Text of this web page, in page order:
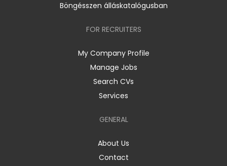
Böngésszen álláskatalógusban
FOR RECRUITERS
My Company Profile
Manage Jobs
Search CVs
Services
GENERAL
About Us
Contact